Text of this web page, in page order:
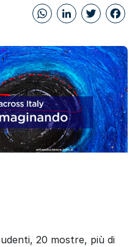
20 mostre, più di